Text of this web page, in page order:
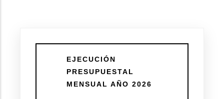
EJECUCIÓN
PRESUPUESTAL
MENSUAL AÑO 2026